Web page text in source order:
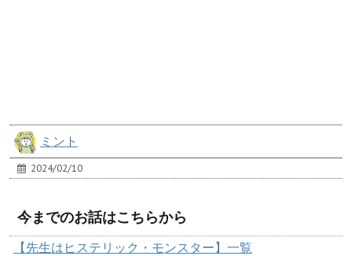
ミント
2024/02/10
今までのお話はこちらから
【先生はヒステリック・モンスター】一覧